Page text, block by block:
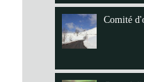
Comité